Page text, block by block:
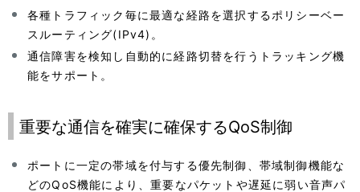
各種トラフィック毎に最適な経路を選択するポリシーベー
スルーティング(IPv4)。
通信障害を検知し自動的に経路切替を行うトラッキング機
能をサポート。
重要な通信を確実に確保するQoS制御
ポートに一定の帯域を付与する優先制御、帯域制御機能な
どのQoS機能により、重要なパケットや遅延に弱い音声パ